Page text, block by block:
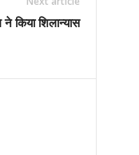
ने किया शिलान्यास